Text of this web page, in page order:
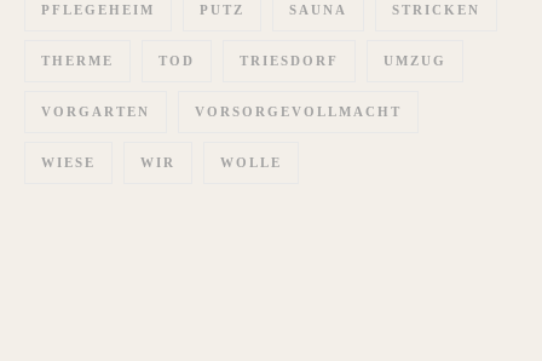
PFLEGEHEIM PUTZ SAUNA STRICKEN
THERME TOD TRIESDORF UMZUG
VORGARTEN VORSORGEVOLLMACHT
WIESE WIR WOLLE